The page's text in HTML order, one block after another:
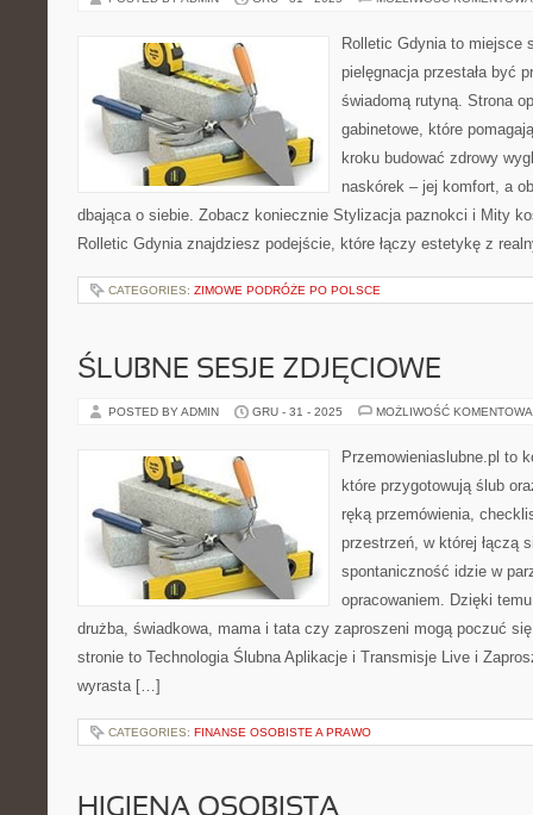
Rolletic Gdynia to miejsce
pielęgnacja przestała być
świadomą rutyną. Strona
gabinetowe, które
kroku budować zdrowy
naskórek – jej komfort, a
dbająca o siebie. Zobacz koniecznie Stylizacja paznokci i Mity
Rolletic Gdynia znajdziesz podejście, które łączy estetykę z
CATEGORIES: ZIMOWE PODRÓŻE PO POLSCE
ŚLUBNE SESJE ZDJĘCIOWE
POSTED BY ADMIN GRU - 31 - 2025 MOŻLIWOŚĆ
Przemowieniaslubne.pl to
które przygotowują ślub
ręką przemówienia,
przestrzeń, w której łączą
spontaniczność idzie w
opracowaniem. Dzięki
drużba, świadkowa, mama i tata czy zaproszeni mogą poczuć
stronie to Technologia Ślubna Aplikacje i Transmisje Live i
wyrasta […]
CATEGORIES: FINANSE OSOBISTE A PRAWO
HIGIENA OSOBISTA